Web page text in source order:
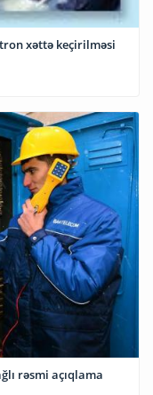
xəttə keçirilməsi
rəsmi açıqlama